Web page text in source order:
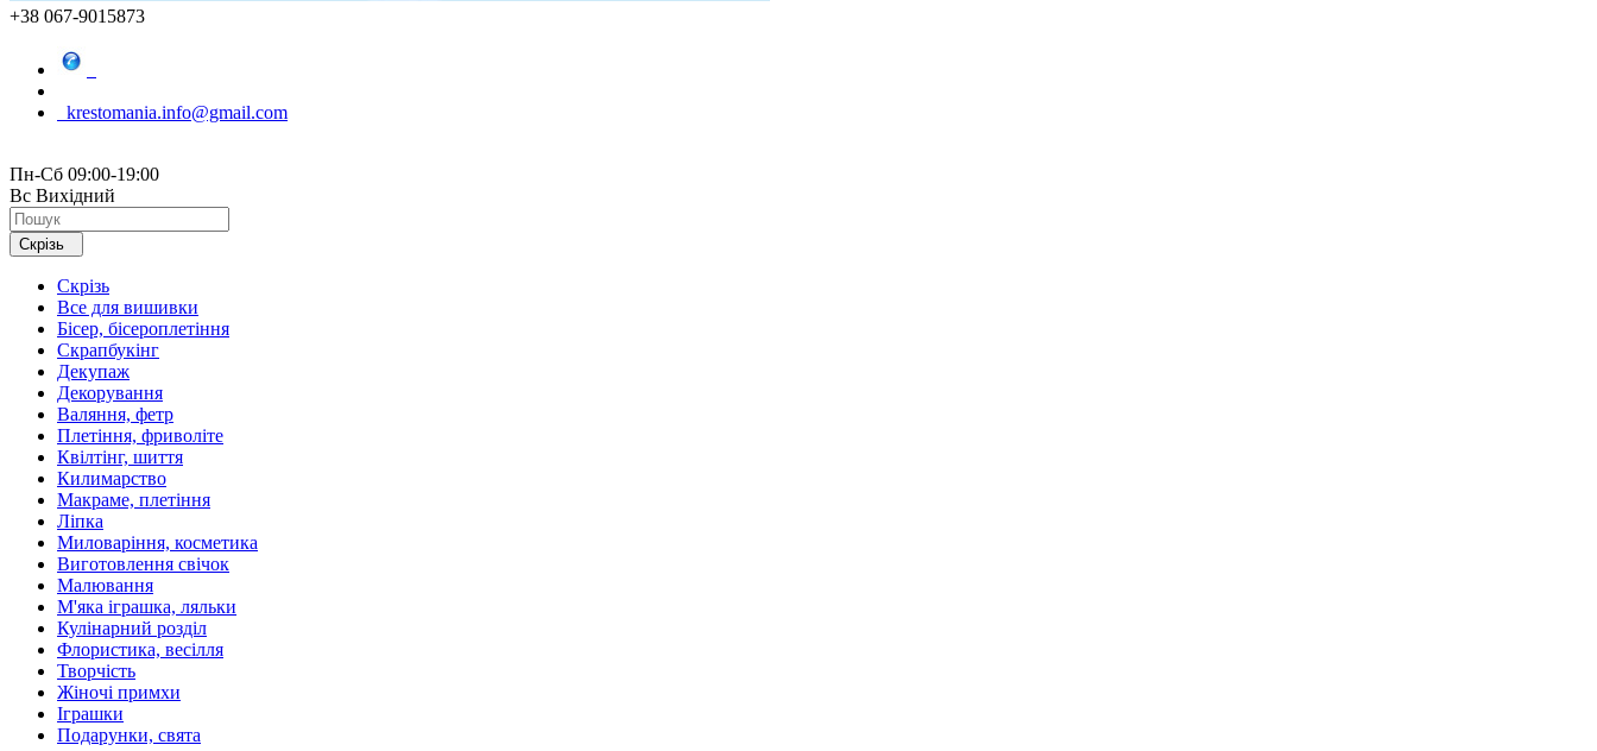
+38 067-9015873
krestomania.info@gmail.com
Пн-Сб 09:00-19:00
Вс Вихідний
Скрізь
Скрізь
Все для вишивки
Бісер, бісероплетіння
Скрапбукінг
Декупаж
Декорування
Валяння, фетр
Плетіння, фриволіте
Квілтінг, шиття
Килимарство
Макраме, плетіння
Ліпка
Миловаріння, косметика
Виготовлення свічок
Малювання
М'яка іграшка, ляльки
Кулінарний розділ
Флористика, весілля
Творчість
Жіночі примхи
Іграшки
Подарунки, свята